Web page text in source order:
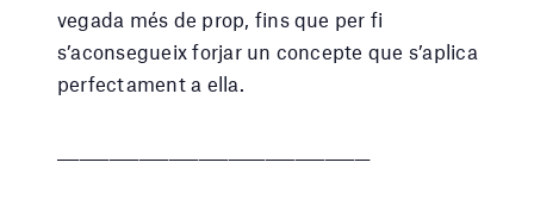
vegada més de prop, fins que per fi
s’aconsegueix forjar un concepte que s’aplica
perfectament a ella.